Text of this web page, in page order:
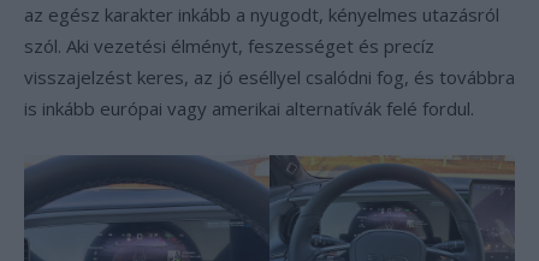
az egész karakter inkább a nyugodt, kényelmes utazásról
szól. Aki vezetési élményt, feszességet és precíz
visszajelzést keres, az jó eséllyel csalódni fog, és továbbra
is inkább európai vagy amerikai alternatívák felé fordul.